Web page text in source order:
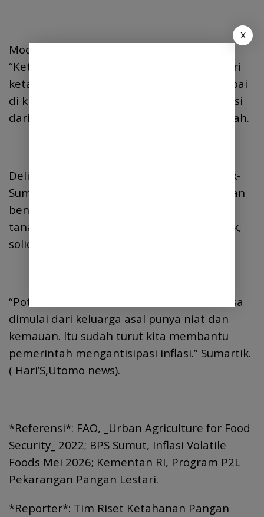
Model Sumartik membuktikan hipotesis:
“Ketahanan pangan nasional dibangun dari
ketahanan pangan keluarga”. 10 pokok cabai
di kresek bekas lebih cepat meredam inflasi
daripada 10 wacana di rapat di hotel mewah.
Deli Serdang butuh lebih banyak “Sumartik-
Sumartik” baru. Tugas pemerintah: sediakan
benih, ilmu, dan apresiasi. Tugas warga:
tanam, rawat, panen. Inflasi turun, gizi naik,
solidaritas tumbuh.
“Potensi alternatif kebutuhan sembako bisa
dimulai dari keluarga asal punya niat dan
kemauan. Itu sudah turut kita membantu
pemerintah mengantisipasi inflasi.” Sumartik.
( Hari’S,Utomo news).
*Referensi*: FAO, _Urban Agriculture for Food
Security_ 2022; BPS Sumut, Inflasi Volatile
Foods Mei 2026; Kementan RI, Program P2L
Pekarangan Pangan Lestari.
*Reporter*: Tim Riset Ketahanan Pangan
X